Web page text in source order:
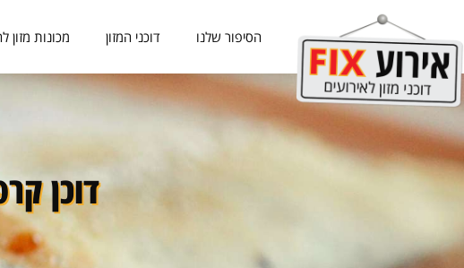
הסיפור שלנו דוכני המזון מכונות מזון
דוכן